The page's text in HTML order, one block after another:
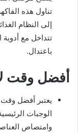
تناول هذه
إلى النظام
تتداخل مع
باعتدال.
أفضل وقت
يعتبر أفضل وقت
الوجبات
وامتصاص